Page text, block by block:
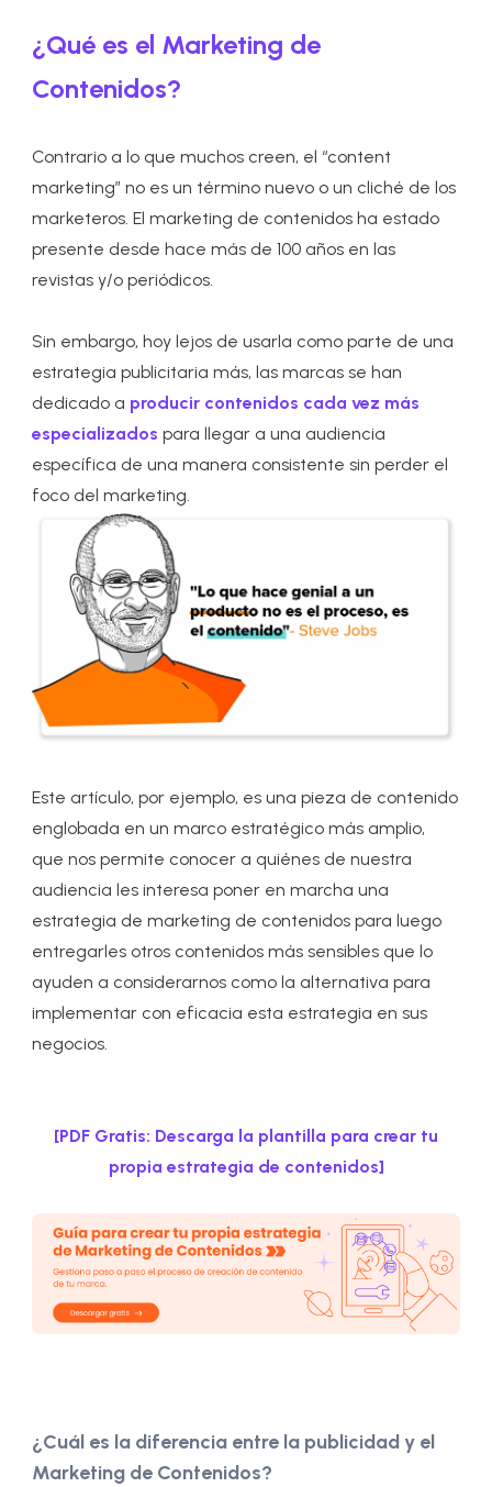
¿Qué es el Marketing de
Contenidos?
Contrario a lo que muchos creen, el “content
marketing” no es un término nuevo o un cliché de los
marketeros. El marketing de contenidos ha estado
presente desde hace más de 100 años en las
revistas y/o periódicos.
Sin embargo, hoy lejos de usarla como parte de una
estrategia publicitaria más, las marcas se han
dedicado a producir contenidos cada vez más
especializados para llegar a una audiencia
específica de una manera consistente sin perder el
foco del marketing.
Este artículo, por ejemplo, es una pieza de contenido
englobada en un marco estratégico más amplio,
que nos permite conocer a quiénes de nuestra
audiencia les interesa poner en marcha una
estrategia de marketing de contenidos para luego
entregarles otros contenidos más sensibles que lo
ayuden a considerarnos como la alternativa para
implementar con eficacia esta estrategia en sus
negocios.
[PDF Gratis: Descarga la plantilla para crear tu
propia estrategia de contenidos]
¿Cuál es la diferencia entre la publicidad y el
Marketing de Contenidos?